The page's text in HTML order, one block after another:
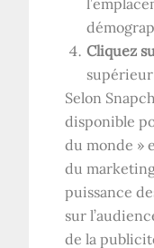
Cliquez
supérieur
Selon
disponible
du monde »
du
puissance
sur
de la